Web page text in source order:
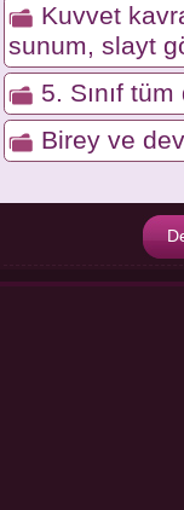
Kuvvet
sunum, slayt
5. Sınıf
Birey ve